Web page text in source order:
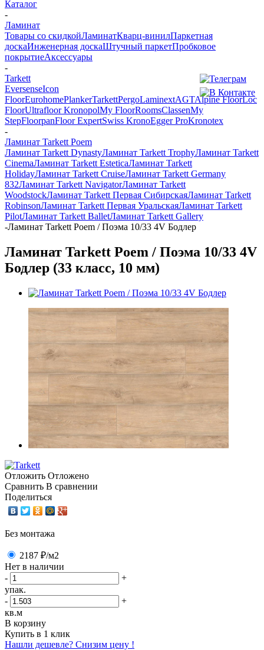
Каталог
-
Ламинат
Товары со скидкойЛаминатКварц-винилПаркетная
доскаИнженерная доскаШтучный паркетПробковое
покрытиеАксессуары
-
Tarkett
EversenseIcon
FloorEurohomePlankerTarkettPergoLaminextAGTAlpine FloorLoc
FloorUltrafloorKronopolMy FloorRoomsClassenMy
StepFloorpanFloor ExpertSwiss KronoEgger ProKronotex
-
Ламинат Tarkett Poem
Ламинат Tarkett DynastyЛаминат Tarkett TrophyЛаминат Tarkett
CinemaЛаминат Tarkett EsteticaЛаминат Tarkett
HolidayЛаминат Tarkett CruiseЛаминат Tarkett Germany
832Ламинат Tarkett NavigatorЛаминат Tarkett
WoodstockЛаминат Tarkett Первая СибирскаяЛаминат Tarkett
RobinsonЛаминат Tarkett Первая УральскаяЛаминат Tarkett
PilotЛаминат Tarkett BalletЛаминат Tarkett Gallery
-Ламинат Tarkett Poem / Поэма 10/33 4V Бодлер
Ламинат Tarkett Poem / Поэма 10/33 4V
Бодлер (33 класс, 10 мм)
Отложить Отложено
Сравнить В сравнении
Поделиться
Без монтажа
2187 ₽/м2
Нет в наличии
-
+
упак.
-
+
кв.м
В корзину
Купить в 1 клик
Нашли дешевле? Снизим цену !